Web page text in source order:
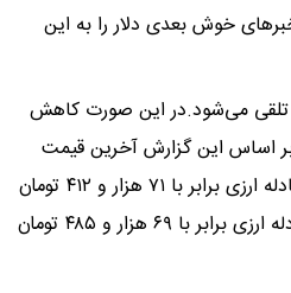
خوش بعدی دلار را به این
تلقی می‌شود.در این صورت کاهش
اساس این گزارش آخرین قیمت
اعلامی اسکناس دلار در مرکز مبادله ارزی برابر با ۷۱ هزار و ۴۱۲ تومان
است . حواله‌ی دلار در مرکز مبادله ارزی برابر با ۶۹ هزار و ۴۸۵ تومان